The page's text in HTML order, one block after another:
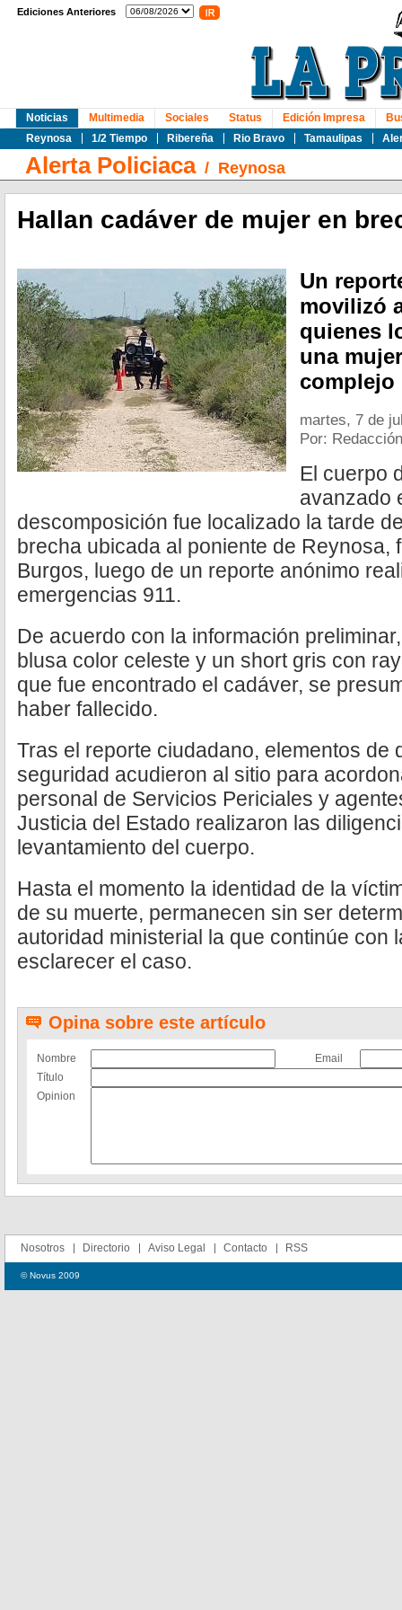
Ediciones Anteriores
Noticias
Reynosa
1/2 Tiempo Ribereña Rio Bravo Tamaulipas
Multimedia Sociales Status Edición Impresa
Alerta Policiaca/ Reynosa
Hallan cadáver de mujer en
Un
movilizó
quienes
una
complejo
martes, 7 de
Por: Redacción
El cuerpo
avanzado
descomposición fue localizado la tarde
brecha ubicada al poniente de Reynosa,
Burgos, luego de un reporte anónimo
emergencias 911.
De acuerdo con la información
blusa color celeste y un short gris con
que fue encontrado el cadáver, se
haber fallecido.
Tras el reporte ciudadano, elementos de
seguridad acudieron al sitio para
personal de Servicios Periciales y
Justicia del Estado realizaron las
levantamiento del cuerpo.
Hasta el momento la identidad de la
de su muerte, permanecen sin ser
autoridad ministerial la que continúe con
esclarecer el caso.
Opina sobre este artículo
Nombre
Email
Título
Opinion
Nosotros Directorio Aviso Legal Contacto RSS
© Novus 2009